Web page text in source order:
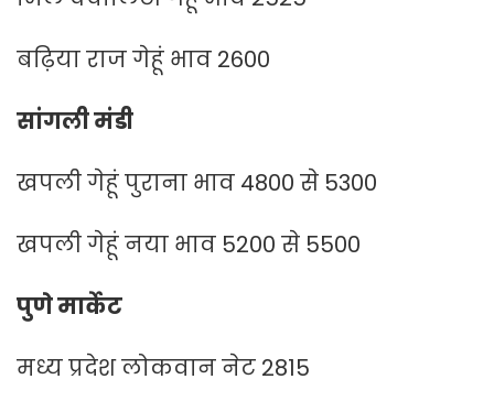
बढ़िया राज गेहूं भाव 2600
सांगली मंडी
खपली गेहूं पुराना भाव 4800 से 5300
खपली गेहूं नया भाव 5200 से 5500
पुणे मार्केट
मध्य प्रदेश लोकवान नेट 2815